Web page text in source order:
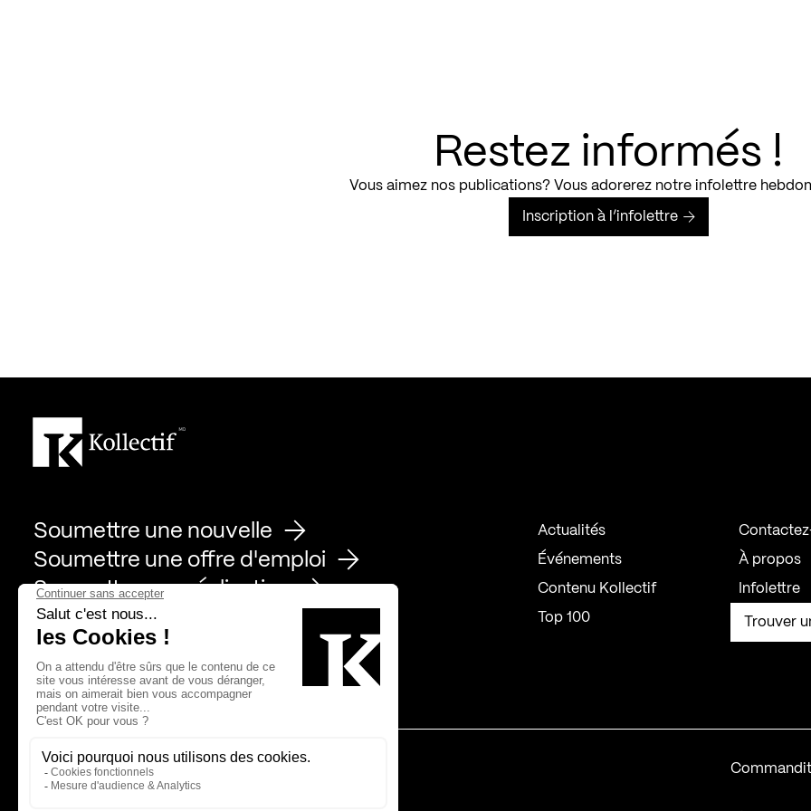
Restez informés !
Vous aimez nos publications? Vous adorerez notre infolettre
Inscription à l’infolettre
Soumettre une nouvelle
Soumettre une offre d'emploi
Soumettre une réalisation
Actualités
Événements
Contenu Kollectif
Top 100
À propos
Infolettre
Trouver
Page Facebook de Kollectif
Page Instagram de Kollectif
Page Linkedin de Kollectif
Partenaires